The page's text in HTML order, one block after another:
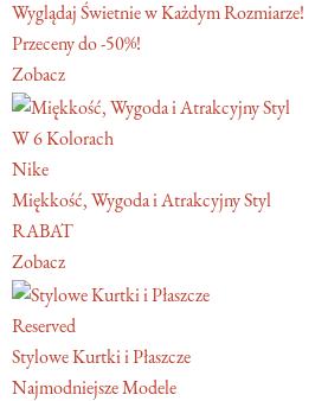
Wyglądaj Świetnie w Każdym Rozmiarze!
Przeceny do -50%!
Zobacz
W 6 Kolorach
Nike
Miękkość, Wygoda i Atrakcyjny Styl
RABAT
Zobacz
Reserved
Stylowe Kurtki i Płaszcze
Najmodniejsze Modele